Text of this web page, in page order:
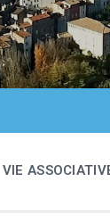
VIE